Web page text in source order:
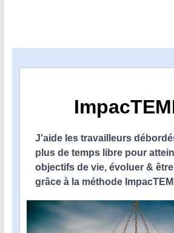
J'aide les travailleurs
plus de temps libre pour
objectifs de vie, évoluer &
grâce à la méthode